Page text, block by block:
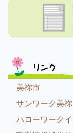
リンク
美祢市
サンワーク美祢
ハローワーク